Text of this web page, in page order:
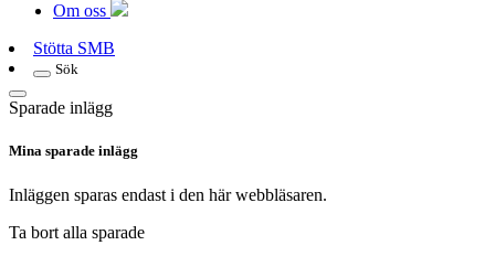
Om oss
Stötta SMB
Sök
Sparade inlägg
Mina sparade inlägg
Inläggen sparas endast i den här webbläsaren.
Ta bort alla sparade